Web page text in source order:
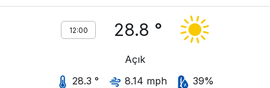
12:00 28.8 °
Açık
28.3 °
8.14 mph 39%